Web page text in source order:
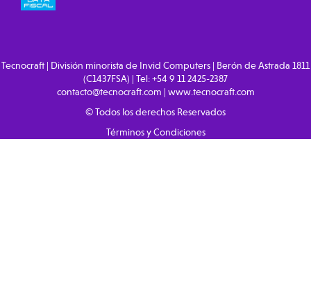
Tecnocraft | División minorista de Invid Computers | Berón de Astrada 1811
(C1437FSA) | Tel:+54 9 11 2425-2387
contacto@tecnocraft.com | www.tecnocraft.com
© Todos los derechos Reservados
Términos y Condiciones